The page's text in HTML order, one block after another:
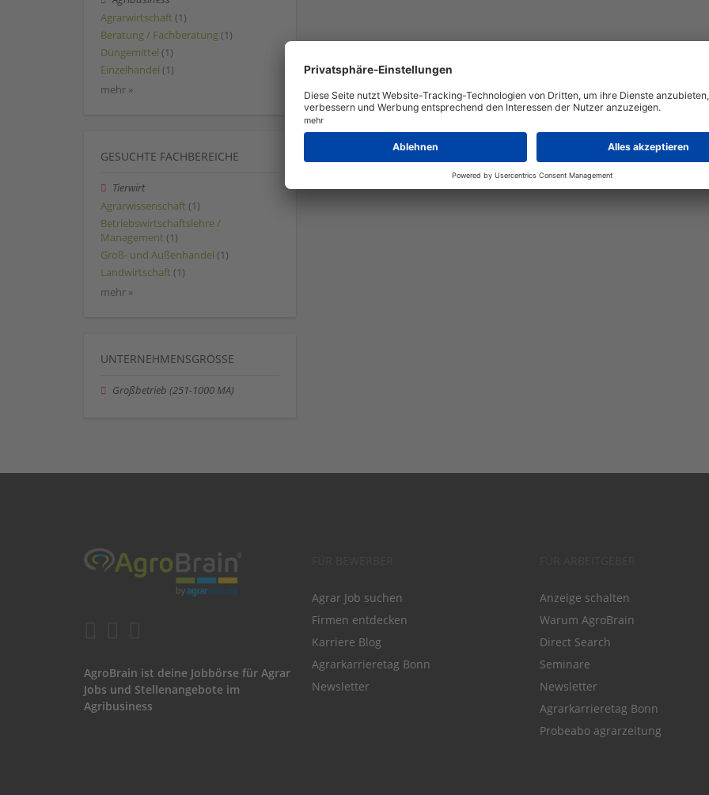
Agrarwirtschaft (1)
Beratung / Fachberatung (1)
Düngemittel (1)
Einzelhandel (1)
mehr »
GESUCHTE FACHBEREICHE
Tierwirt
Agrarwissenschaft (1)
Betriebswirtschaftslehre /
Management (1)
Groß- und Außenhandel (1)
Landwirtschaft (1)
mehr »
UNTERNEHMENSGRÖSSE
Großbetrieb (251-1000 MA)
AgroBrain ist deine Jobbörse für Agrar
Jobs und Stellenangebote im
Agribusiness
Agrar Job suchen
Firmen entdecken
Karriere Blog
Agrarkarrieretag Bonn
Newsletter
Anzeige schalten
Warum AgroBrain
Direct Search
Seminare
Newsletter
Agrarkarrieretag Bonn
Probeabo agrarzeitung